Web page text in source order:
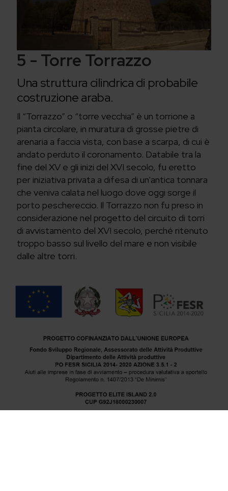
5 - Torre Torrazzo
Una struttura cilindrica di probabile
costruzione araba.
Il “Torrazzo” o “torre vecchia” è un torrione a
pianta circolare, in muratura di grosse pietre di
arenaria a faccia vista, con base a scarpa, di cui è
andato perduto il coronamento. Databile tra la
fine del XV e gli inizi del XVI secolo, fu eretto
per iniziativa privata a difesa di un'antica tonnara
che veniva calata nel luogo dove oggi sorge il
porto peschereccio. Il Torrazzo non fu preso in
considerazione nel progetto del circuito di torri
di avvistamento del XVI secolo, perché ritenuto
troppo basso sul livello del mare e non visibile
dalle altre torri.